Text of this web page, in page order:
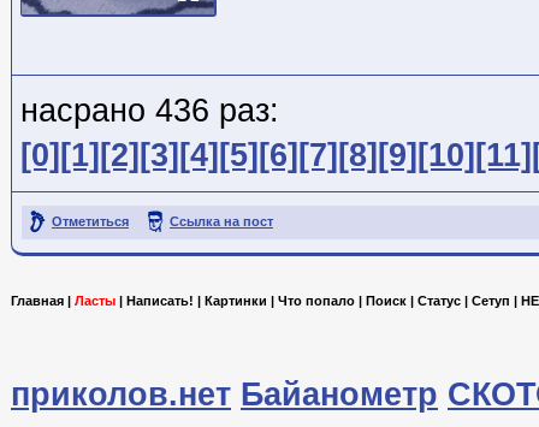
насрано 436 раз:
[0] [1] [2] [3] [4] [5] [6] [7] [8] [9] [10] [11]
Отметиться Ссылка на пост
Главная | Ласты | Написать! | Картинки | Что попало | Поиск | Статус | Сетуп |
приколов.нет Байанометр